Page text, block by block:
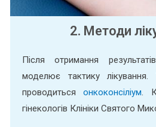
2. Методи
Після отримання
моделює тактику лікування.
проводитьсяонкоконсіліум.
гінекологів Клініки Святого